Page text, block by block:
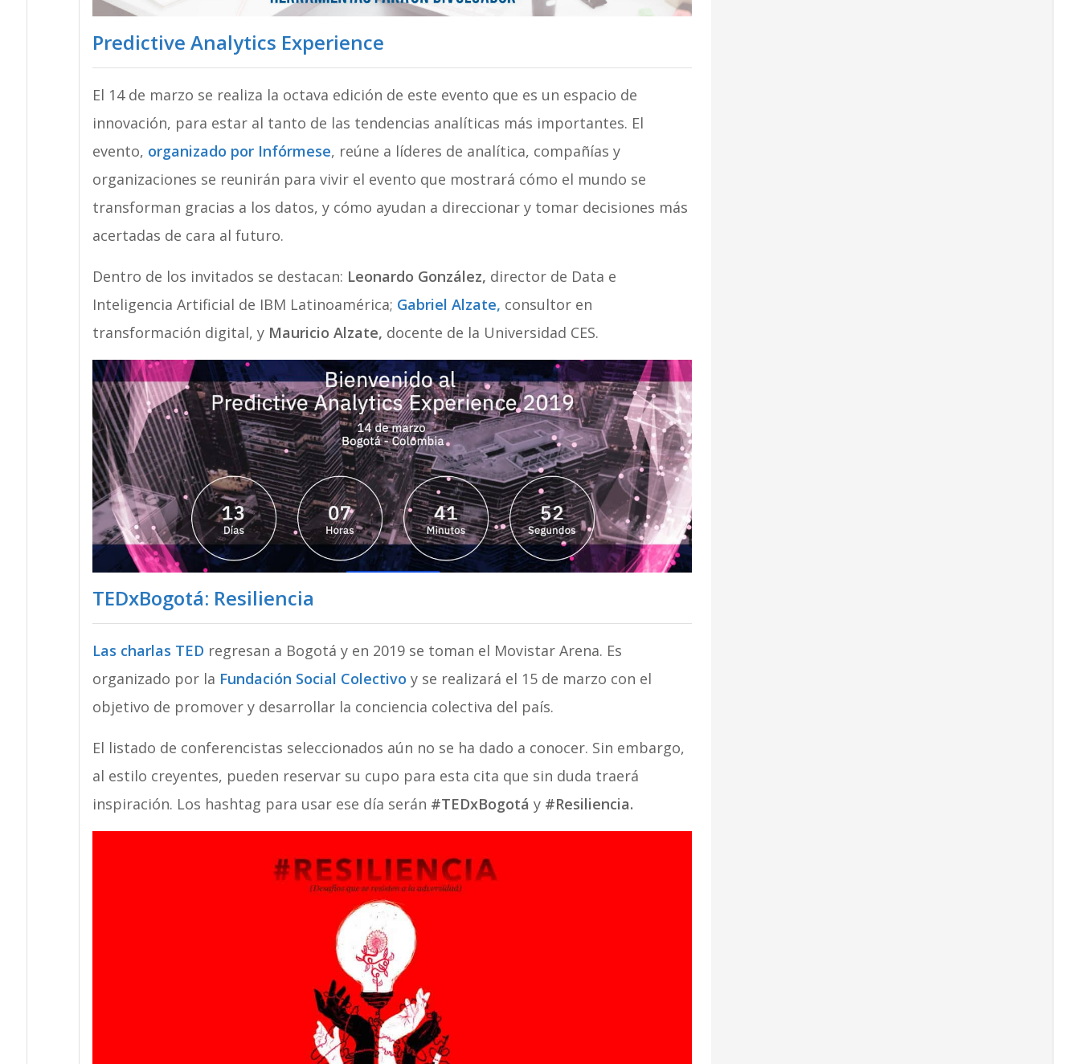
Predictive Analytics Experience
El 14 de marzo se realiza la octava edición de este evento que es un espacio de
innovación, para estar al tanto de las tendencias analíticas más importantes. El
evento, organizado por Infórmese, reúne a líderes de analítica, compañías y
organizaciones se reunirán para vivir el evento que mostrará cómo el mundo se
transforman gracias a los datos, y cómo ayudan a direccionar y tomar decisiones más
acertadas de cara al futuro.
Dentro de los invitados se destacan: Leonardo González, director de Data e
Inteligencia Artificial de IBM Latinoamérica; Gabriel Alzate, consultor en
transformación digital, y Mauricio Alzate, docente de la Universidad CES.
TEDxBogotá: Resiliencia
Las charlas TED regresan a Bogotá y en 2019 se toman el Movistar Arena. Es
organizado por la Fundación Social Colectivo y se realizará el 15 de marzo con el
objetivo de promover y desarrollar la conciencia colectiva del país.
El listado de conferencistas seleccionados aún no se ha dado a conocer. Sin embargo,
al estilo creyentes, pueden reservar su cupo para esta cita que sin duda traerá
inspiración. Los hashtag para usar ese día serán #TEDxBogotá y #Resiliencia.